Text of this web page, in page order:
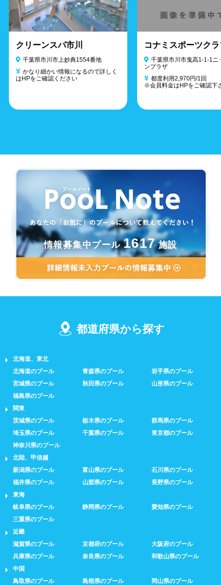
クリーンスパ市川
千葉県市川市上妙典1554番地
かなり細かい情報になるので詳しく
はHPをご確認ください
コナミスポーツク
千葉県市川市鬼高1-1-1ニ
ンプラザ
都度利用2,970円/1回
※会員料金はHPをご確認下
情報募集中プール 1617 施設
都道府県から探す
北海道、東北
北海道のプール
青森県のプール
岩手県のプール
宮城県のプール
秋田県のプール
山形県のプール
福島県のプール
関東
茨城県のプール
栃木県のプール
群馬県のプール
埼玉県のプール
千葉県のプール
東京都のプール
神奈川県のプール
北陸、甲信越
新潟県のプール
富山県のプール
石川県のプール
福井県のプール
山梨県のプール
長野県のプール
東海
岐阜県のプール
静岡県のプール
愛知県のプール
三重県のプール
近畿
滋賀県のプール
京都府のプール
大阪府のプール
兵庫県のプール
奈良県のプール
和歌山県のプール
中国
鳥取県のプール
島根県のプール
岡山県のプール